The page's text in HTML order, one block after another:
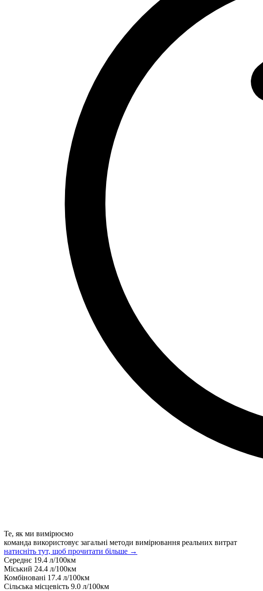
Те, як ми вимірюємо
команда використовує загальні методи вимірювання реальних витрат
натисніть тут, щоб прочитати більше →
Середнє 19.4 л/100км
Міський 24.4 л/100км
Комбіновані 17.4 л/100км
Сільська місцевість 9.0 л/100км